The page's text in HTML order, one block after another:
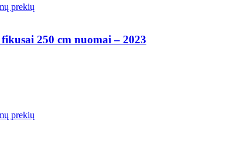
prekių
250 cm nuomai – 2023
prekių